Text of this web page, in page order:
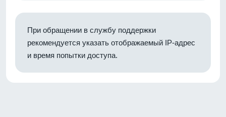
При обращении в службу поддержки
рекомендуется указать отображаемый IP-адрес
и время попытки доступа.